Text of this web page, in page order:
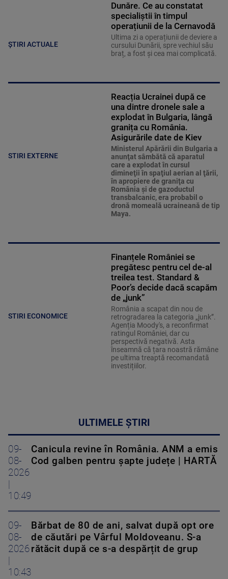
ȘTIRI ACTUALE
Dunăre. Ce au constatat
specialiștii în timpul
operațiunii de la Cernavodă
Ultima zi a operațiunii de deviere a
cursului Dunării, spre vechiul său
braț, a fost și cea mai complicată.
STIRI EXTERNE
Reacția Ucrainei după ce
una dintre dronele sale a
explodat în Bulgaria, lângă
granița cu România.
Asigurările date de Kiev
Ministerul Apărării din Bulgaria a
anunţat sâmbătă că aparatul
care a explodat în cursul
dimineţii în spaţiul aerian al ţării,
în apropiere de graniţa cu
România şi de gazoductul
transbalcanic, era probabil o
dronă momeală ucraineană de tip
Maya.
STIRI ECONOMICE
Finanțele României se
pregătesc pentru cel de-al
treilea test. Standard &
Poor’s decide dacă scapăm
de „junk”
România a scapat din nou de
retrogradarea la categoria „junk”.
Agenția Moody's, a reconfirmat
ratingul României, dar cu
perspectivă negativă. Asta
înseamnă că țara noastră rămâne
pe ultima treaptă recomandată
investițiilor.
ULTIMELE ȘTIRI
09-
08-
2026
10:49
Canicula revine în România. ANM a emis
Cod galben pentru șapte județe | HARTĂ
09-
08-
2026
10:43
Bărbat de 80 de ani, salvat după opt ore
de căutări pe Vârful Moldoveanu. S-a
rătăcit după ce s-a despărțit de grup